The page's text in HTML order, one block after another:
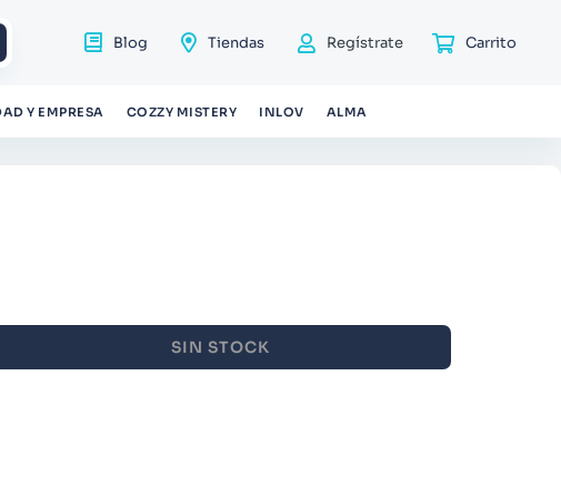
Blog Tiendas Regístrate
Y EMPRESA COZZY MISTERY INLOV ALMA
SIN STOCK